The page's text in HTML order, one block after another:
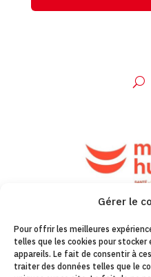
Gérer le
Pour offrir les meilleures
telles que les cookies pour
appareils. Le fait de consentir à
traiter des données telles que le